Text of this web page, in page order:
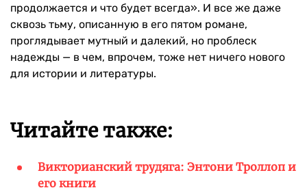
продолжается и что будет всегда». И все же даже
сквозь тьму, описанную в его пятом романе,
проглядывает мутный и далекий, но проблеск
надежды — в чем, впрочем, тоже нет ничего нового
для истории и литературы.
Читайте также:
Викторианский трудяга: Энтони Троллоп и
его книги